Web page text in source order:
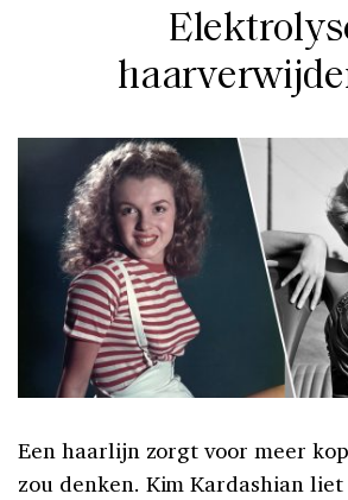
Een haarlijn zorgt voor meer
zou denken. Kim Kardashian